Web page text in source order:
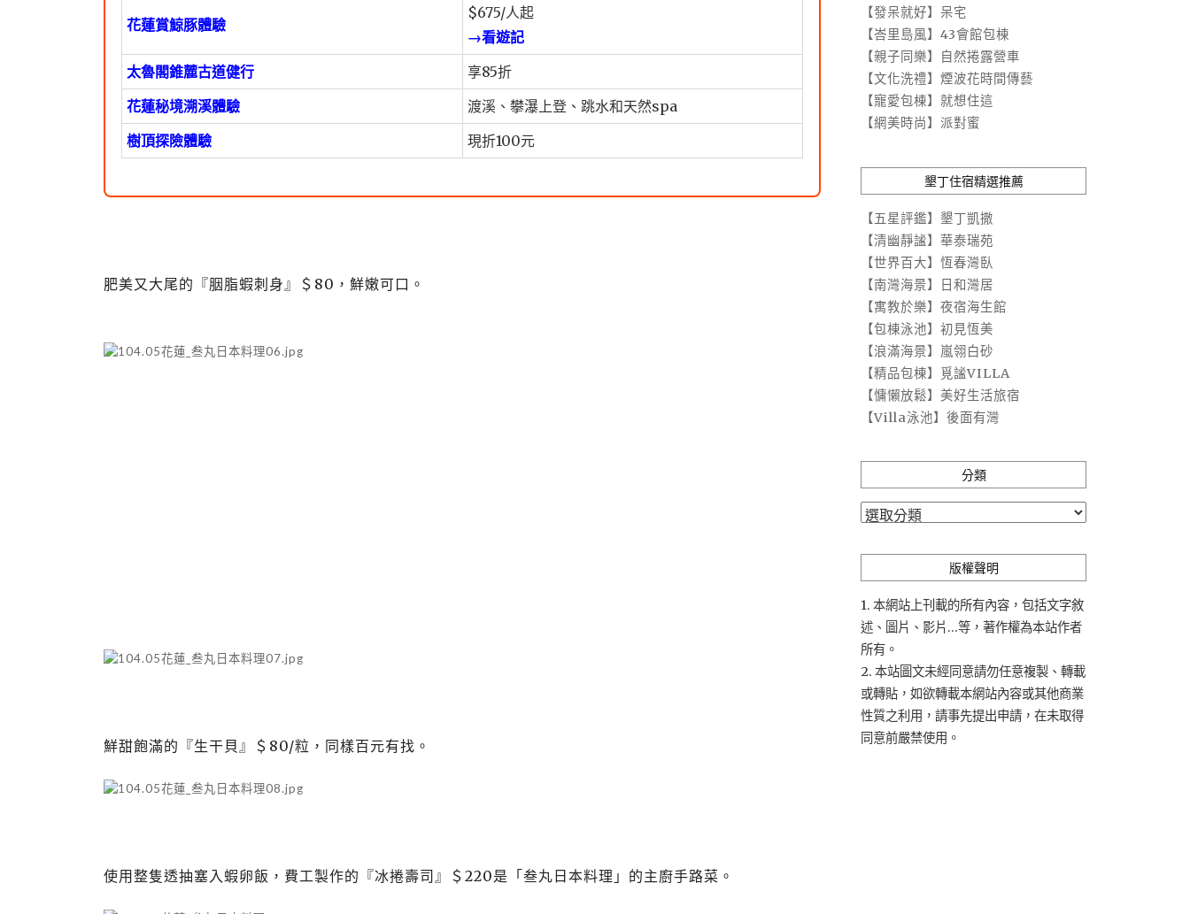
花蓮賞鯨豚體驗
$675/人起
→看遊記
太魯閣錐麓古道健行
享85折
花蓮秘境溯溪體驗
渡溪、攀瀑上登、跳水和天然spa
樹頂探險體驗
現折100元
肥美又大尾的『胭脂蝦刺身』＄80，鮮嫩可口。
鮮甜飽滿的『生干貝』＄80/粒，同樣百元有找。
使用整隻透抽塞入蝦卵飯，費工製作的『冰捲壽司』＄220是「叁丸日本料理」的主廚手路菜。
【發呆就好】呆宅
【峇里島風】43會館包棟
【親子同樂】自然捲露營車
【文化洗禮】煙波花時間傳藝
【寵愛包棟】就想住這
【網美時尚】派對蜜
墾丁住宿精選推薦
【五星評鑑】墾丁凱撒
【清幽靜謐】華泰瑞苑
【世界百大】恆春灣臥
【南灣海景】日和灣居
【寓教於樂】夜宿海生館
【包棟泳池】初見恆美
【浪滿海景】嵐翎白砂
【精品包棟】覓謐VILLA
【慵懶放鬆】美好生活旅宿
【Villa泳池】後面有灣
分類
分
版權聲明
1. 本網站上刊載的所有內容，包括文字敘
述、圖片、影片...等，著作權為本站作者
所有。
2. 本站圖文未經同意請勿任意複製、轉載
或轉貼，如欲轉載本網站內容或其他商業
性質之利用，請事先提出申請，在未取得
同意前嚴禁使用。